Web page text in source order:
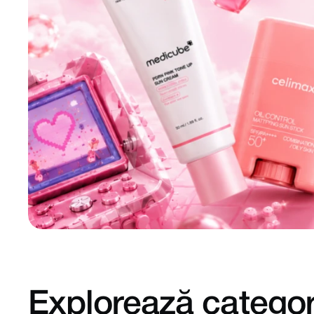
Explorează